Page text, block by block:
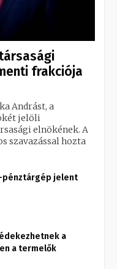
frakciója
Andrást, a
jelöli
elnökének. A
szavazással hozta
pénztárgép jelent
a
a termelők